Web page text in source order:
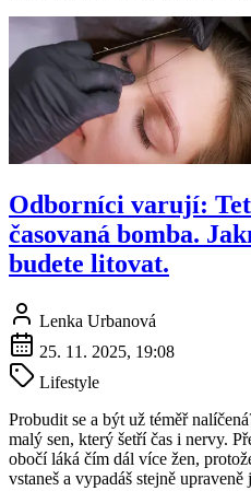
Odborníci varují:
časovaná bomba.
budete litovat.
Lenka Urbanová
25. 11. 2025, 19:08
Lifestyle
Probudit se a být už téměř
malý sen, který šetří čas i nervy.
obočí láká čím dál více žen,
vstaneš a vypadáš stejně